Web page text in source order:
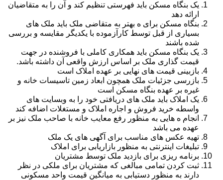
یک بنگاه مسکن باید فهرستی تنظیم کند و آن را به متقاضیان
ارائه دهد
بنگاه مسکن برای ه بهتر به متقاضی ملک باید ملک های
بسیاری از قبل توسط کارآزموده با یکدیگر مقایسه و بررسی
شده باشند
یک بنگاه مسکن باید همکاری کاملی با فروشنده در جهت
قیمت گذاری ملک بر اساس ارزش واقعی آن داشته باشد.
بازبینی قیمت های نهایی بر عهده املاک است
بازرسی جزئیات ملک همچون ابعاد زمین تاسیسات خانه و
غیره بر عهده بنگاه مسکن است
یک املاک باید ملک های دریافتی خود را به وبسایت های
واسطه خرید فروش و اجاره املاک و مستغلات اضافه کند
انجام ه هایی به منظور رفع معایب خانه با صاحب ملک نیز بر
عهده می باشد
تهیه عکس های مناسب برای آگهی های یک ملک
تبلیغات اینترنتی به منظور بازاریابی برای املاک
برنامه ریزی برای بازدید ملک توسط مشتریان
ثبت کردن تمامی مبالغی که مشتریان برای ملکی در نظر
دارند به منظور دستیابی به میانگین قیمت واحد مسکونی